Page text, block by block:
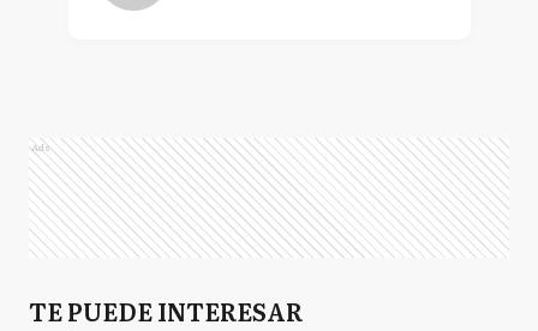
Ads
TE PUEDE INTERESAR